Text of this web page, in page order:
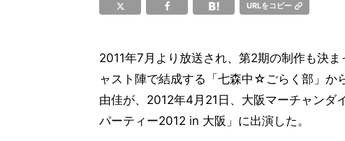
URLをコピー
2011年7月より放送され、第2期の制作も決
ャスト陣で結成する「七森中☆ごらく部」か
由佳が、2012年4月21日、大阪マーチャンダ
パーティー2012 in 大阪」に出演した。